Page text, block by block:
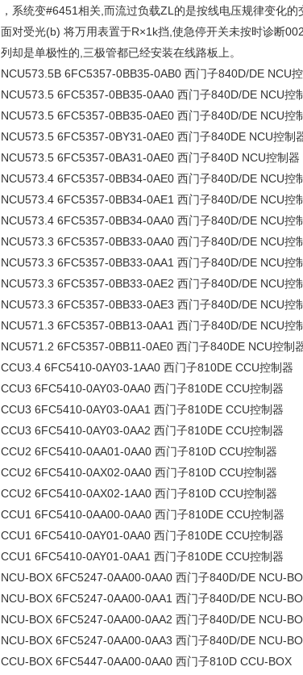
，系统变#6451相关,而流过负载ZL的是按线电压规律变化
面对受光(b) 将万用表置于R×1k挡,使急停开关未按时诊断
列却是单极性的,三极管都已经安装在线路板上。
NCU573.5B 6FC5357-0BB35-0AB0 西门子840D/DE NCU
NCU573.5 6FC5357-0BB35-0AA0 西门子840D/DE NCU控
NCU573.5 6FC5357-0BB35-0AE0 西门子840D/DE NCU控
NCU573.5 6FC5357-0BY31-0AE0 西门子840DE NCU控制
NCU573.5 6FC5357-0BA31-0AE0 西门子840D NCU控制器
NCU573.4 6FC5357-0BB34-0AE0 西门子840D/DE NCU控
NCU573.4 6FC5357-0BB34-0AE1 西门子840D/DE NCU控
NCU573.4 6FC5357-0BB34-0AA0 西门子840D/DE NCU控
NCU573.3 6FC5357-0BB33-0AA0 西门子840D/DE NCU控
NCU573.3 6FC5357-0BB33-0AA1 西门子840D/DE NCU控
NCU573.3 6FC5357-0BB33-0AE2 西门子840D/DE NCU控
NCU573.3 6FC5357-0BB33-0AE3 西门子840D/DE NCU控
NCU571.3 6FC5357-0BB13-0AA1 西门子840D/DE NCU控
NCU571.2 6FC5357-0BB11-0AE0 西门子840DE NCU控制
CCU3.4 6FC5410-0AY03-1AA0 西门子810DE CCU控制器
CCU3 6FC5410-0AY03-0AA0 西门子810DE CCU控制器
CCU3 6FC5410-0AY03-0AA1 西门子810DE CCU控制器
CCU3 6FC5410-0AY03-0AA2 西门子810DE CCU控制器
CCU2 6FC5410-0AA01-0AA0 西门子810D CCU控制器
CCU2 6FC5410-0AX02-0AA0 西门子810D CCU控制器
CCU2 6FC5410-0AX02-1AA0 西门子810D CCU控制器
CCU1 6FC5410-0AA00-0AA0 西门子810DE CCU控制器
CCU1 6FC5410-0AY01-0AA0 西门子810DE CCU控制器
CCU1 6FC5410-0AY01-0AA1 西门子810DE CCU控制器
NCU-BOX 6FC5247-0AA00-0AA0 西门子840D/DE NCU-
NCU-BOX 6FC5247-0AA00-0AA1 西门子840D/DE NCU-
NCU-BOX 6FC5247-0AA00-0AA2 西门子840D/DE NCU-
NCU-BOX 6FC5247-0AA00-0AA3 西门子840D/DE NCU-
CCU-BOX 6FC5447-0AA00-0AA0 西门子810D CCU-BOX